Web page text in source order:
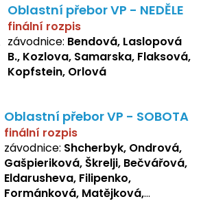
Oblastní přebor VP - NEDĚLE
finální rozpis
závodnice: Bendová, Laslopová
B., Kozlova, Samarska, Flaksová,
Kopfstein, Orlová
Oblastní přebor VP - SOBOTA
finální rozpis
závodnice: Shcherbyk, Ondrová,
Gašpieriková, Škrelji, Bečvářová,
Eldarusheva, Filipenko,
Formánková, Matějková,